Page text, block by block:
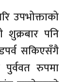
उपभोक्ताको
पनि
सकिएसँगै
रुपमा